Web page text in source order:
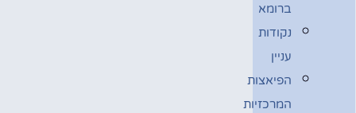
ברומא
נקודות
עניין
הפיאצות
המרכזיות